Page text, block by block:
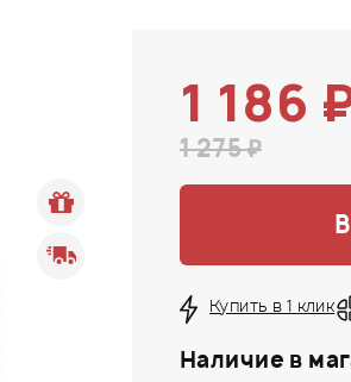
1 186
1 275 ₽
Купить в 1 клик
Наличие в